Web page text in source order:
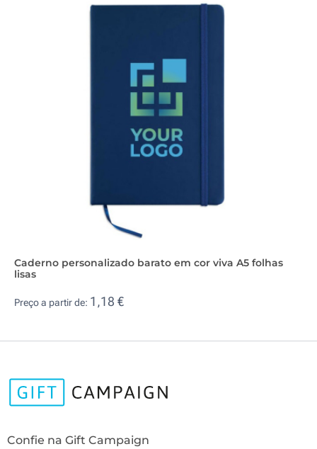
Caderno personalizado barato em cor viva A5 folhas
lisas
Preço a partir de: 1,18 €
Confie na Gift Campaign